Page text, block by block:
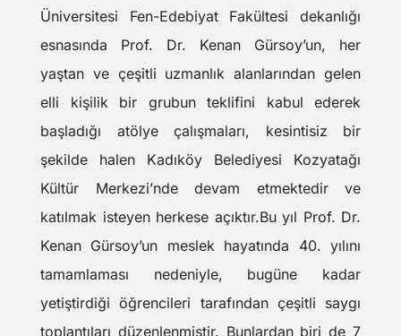
Üniversitesi Fen-Edebiyat Fakültesi dekanlığı
esnasında Prof. Dr. Kenan Gürsoy’un, her
yaştan ve çeşitli uzmanlık alanlarından gelen
elli kişilik bir grubun teklifini kabul ederek
başladığı atölye çalışmaları, kesintisiz bir
şekilde halen Kadıköy Belediyesi Kozyatağı
Kültür Merkezi’nde devam etmektedir ve
katılmak isteyen herkese açıktır.Bu yıl Prof. Dr.
Kenan Gürsoy’un meslek hayatında 40. yılını
tamamlaması nedeniyle, bugüne kadar
yetiştirdiği öğrencileri tarafından çeşitli saygı
toplantıları düzenlenmiştir. Bunlardan biri de 7